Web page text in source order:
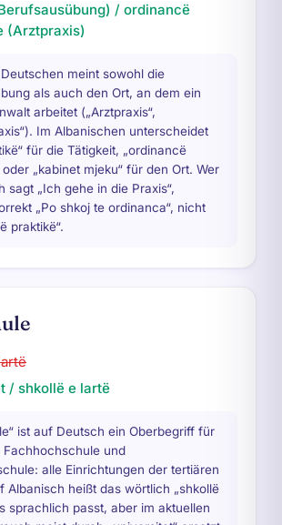
/ ordinancë
(Arztpraxis)
Deutschen meint sowohl die
als auch den Ort, an dem ein
arbeitet („Arztpraxis“,
Im Albanischen unterscheidet
für die Tätigkeit, „ordinancë
oder „kabinet mjeku“ für den Ort. Wer
sagt „Ich gehe in die Praxis“,
„Po shkoj te ordinanca“, nicht
praktikë“.
/ shkollë e lartë
ist auf Deutsch ein Oberbegriff für
Fachhochschule und
alle Einrichtungen der tertiären
Albanisch heißt das wörtlich „shkollë
sprachlich passt, aber im aktuellen